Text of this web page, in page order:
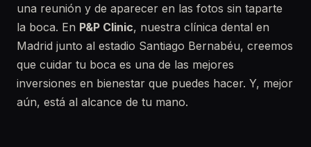
una reunión y de aparecer en las fotos sin taparte
la boca. En P&P Clinic, nuestra clínica dental en
Madrid junto al estadio Santiago Bernabéu, creemos
que cuidar tu boca es una de las mejores
inversiones en bienestar que puedes hacer. Y, mejor
aún, está al alcance de tu mano.